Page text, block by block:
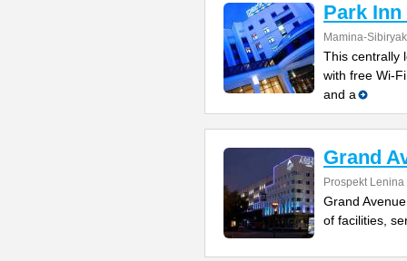
Park
Mamina-
This centrally
with free Wi-
and a
Grand
Prospekt Lenina
Grand
of facilities,